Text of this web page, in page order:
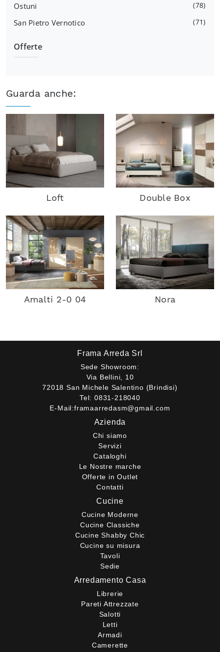
Ostuni 78
San Pietro Vernotico 71
Offerte
Guarda anche:
Loft Double Box
Amalti 2-0 04 Nora
Frama Arreda Srl
Sede Showroom:
Via Bellini, 10
72018 San Michele Salentino (Brindisi)
Tel: 0831-218040
E-Mail:framaarredasm@gmail.com
Azienda
Chi siamo
Servizi
Cataloghi
Le Nostre marche
Offerte in Outlet
Contatti
Cucine
Cucine Moderne
Cucine Classiche
Cucine Shabby Chic
Cucine su misura
Tavoli
Sedie
Arredamento Casa
Librerie
Pareti Attrezzate
Salotti
Letti
Armadi
Camerette